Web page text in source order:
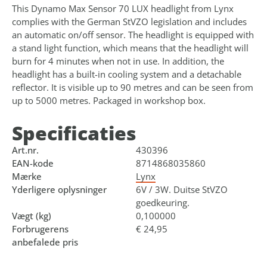
This Dynamo Max Sensor 70 LUX headlight from Lynx
complies with the German StVZO legislation and includes
an automatic on/off sensor. The headlight is equipped with
a stand light function, which means that the headlight will
burn for 4 minutes when not in use. In addition, the
headlight has a built-in cooling system and a detachable
reflector. It is visible up to 90 metres and can be seen from
up to 5000 metres. Packaged in workshop box.
Specificaties
Art.nr.
430396
EAN-kode
8714868035860
Mærke
Lynx
Yderligere oplysninger
6V / 3W. Duitse StVZO
goedkeuring.
Vægt (kg)
0,100000
Forbrugerens
anbefalede pris
€ 24,95